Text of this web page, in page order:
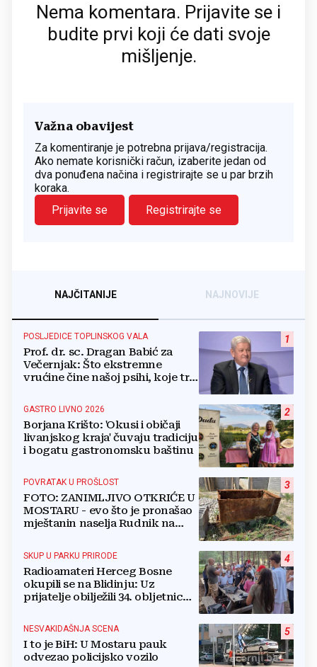
Nema komentara. Prijavite se i
budite prvi koji će dati svoje
mišljenje.
Važna obavijest
Za komentiranje je potrebna prijava/registracija.
Ako nemate korisnički račun, izaberite jedan od
dva ponuđena načina i registrirajte se u par brzih
koraka.
Prijavite se
Registrirajte se
NAJČITANIJE NAJNOVIJE
1
POSLJEDICE TOPLINSKOG VALA
Prof. dr. sc. Dragan Babić za
Večernjak: Što ekstremne
vrućine čine našoj psihi, koje tri
boriti...
2
GASTRO LIVNO 2026
Borjana Krišto: 'Okusi i običaji
livanjskog kraja' čuvaju tradiciju
i bogatu gastronomsku baštinu
3
POVRATAK U PROŠLOST
FOTO: ZANIMLJIVO OTKRIĆE U
MOSTARU - evo što je pronašao
mještanin naselja Rudnik na
4
SKUP U PARKU PRIRODE
Radioamateri Herceg Bosne
okupili se na Blidinju: Uz
prijatelje obilježili 34. obljetnicu
5
NESVAKIDAŠNJA SCENA
I to je BiH: U Mostaru pauk
odvezao policijsko vozilo